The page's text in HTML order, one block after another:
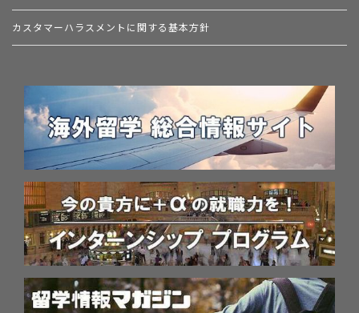
カスタマーハラスメントに関する基本方針